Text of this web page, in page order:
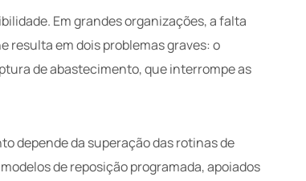
Em grandes organizações, a falta
resulta em dois problemas graves: o
de abastecimento, que interrompe as
depende da superação das rotinas de
de reposição programada, apoiados